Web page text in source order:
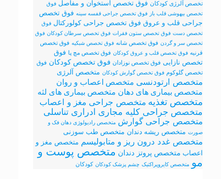
تخصص آلرژی کودکان فوق تخصص استخوان و مفاصل فوق
تخصص بیهوشی قلب باز فوق تخصص جراحی قفسه سینه فوق تخصص
جراحی قلب و عروق فوق تخصص جراحی کولورکتال فوق
تخصص دست فوق تخصص ستون فقرات فوق تخصص سرطان کودکان فوق
تخصص سر و گردن فوق تخصص شانه فوق تخصص شبکیه فوق تخصص
قرنیه فوق تخصص قلب و عروق کودکان فوق تخصص مچ پا فوق
تخصص نازایی فوق تخصص نوزادان فوق تخصص کودکان فوق
تخصص گلوکوم فوق تخصص گوارش کودکان متخصص آلرژی
متخصص ارتودنسی متخصص اعصاب و روان
متخصص بیماری های دهان متخصص بیماری های لثه
متخصص تغذیه متخصص جراحی مغز و اعصاب
متخصص جراحی کلیه مجاری ادراری تناسلی
متخصص جراحی گوارش متخصص رادیولوژی دهان فک و
صورت متخصص ریشه دندان متخصص طب سوزنی
متخصص غدد درون ریز و متابولیسم متخصص مغز و
اعصاب متخصص پروتز دندان متخصص پوست و
مو متخصص کایروپراکتیک چشم پزشک کودکان کودکان